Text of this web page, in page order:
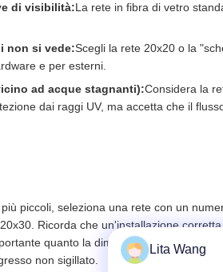
di visibilità:La rete in fibra di vetro
non si vede:Scegli la rete 20x20 o la
e per esterni.
ad acque stagnanti):Considera la
dai raggi UV, ma accetta che il
piccoli, seleziona una rete con un
Ricorda che un'installazione
quanto la dimensione della maglia.
non sigillato.
Lita Wang